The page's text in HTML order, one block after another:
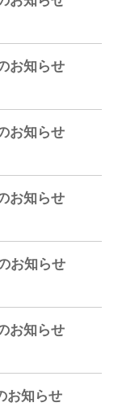
お知らせ
お知らせ
お知らせ
お知らせ
お知らせ
お知らせ